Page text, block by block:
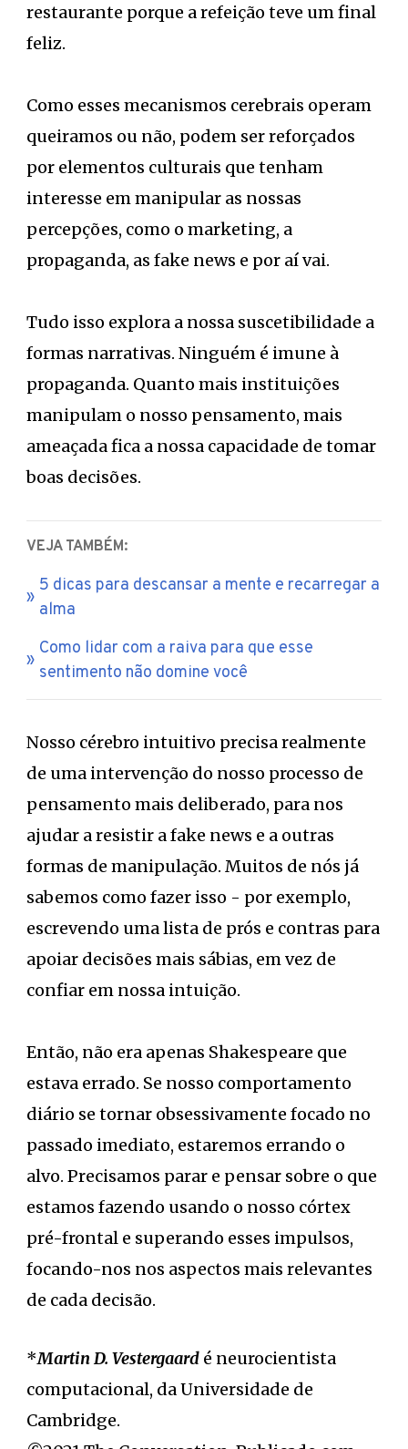
restaurante porque a refeição teve um final
feliz.
Como esses mecanismos cerebrais operam
queiramos ou não, podem ser reforçados
por elementos culturais que tenham
interesse em manipular as nossas
percepções, como o marketing, a
propaganda, as fake news e por aí vai.
Tudo isso explora a nossa suscetibilidade a
formas narrativas. Ninguém é imune à
propaganda. Quanto mais instituições
manipulam o nosso pensamento, mais
ameaçada fica a nossa capacidade de tomar
boas decisões.
VEJA TAMBÉM:
5 dicas para descansar a mente e recarregar a
alma
Como lidar com a raiva para que esse
sentimento não domine você
Nosso cérebro intuitivo precisa realmente
de uma intervenção do nosso processo de
pensamento mais deliberado, para nos
ajudar a resistir a fake news e a outras
formas de manipulação. Muitos de nós já
sabemos como fazer isso - por exemplo,
escrevendo uma lista de prós e contras para
apoiar decisões mais sábias, em vez de
confiar em nossa intuição.
Então, não era apenas Shakespeare que
estava errado. Se nosso comportamento
diário se tornar obsessivamente focado no
passado imediato, estaremos errando o
alvo. Precisamos parar e pensar sobre o que
estamos fazendo usando o nosso córtex
pré-frontal e superando esses impulsos,
focando-nos nos aspectos mais relevantes
de cada decisão.
*Martin D. Vestergaard é neurocientista
computacional, da Universidade de
Cambridge.